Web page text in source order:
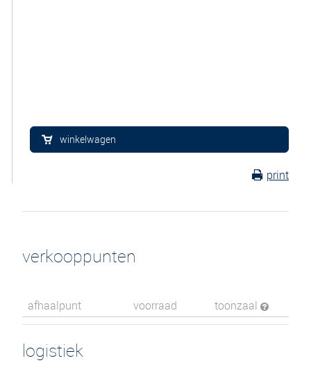
winkelwagen
print
verkooppunten
afhaalpunt voorraad toonzaal
logistiek